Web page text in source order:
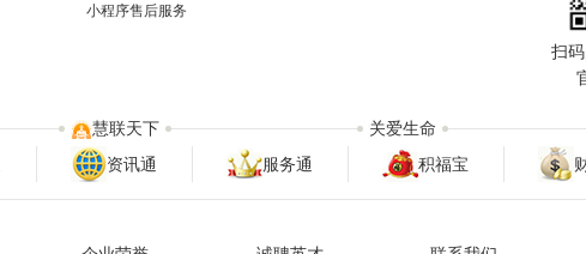
小程序售后服务
扫
资讯通 服务通 积福宝
慧联天下 关爱生命